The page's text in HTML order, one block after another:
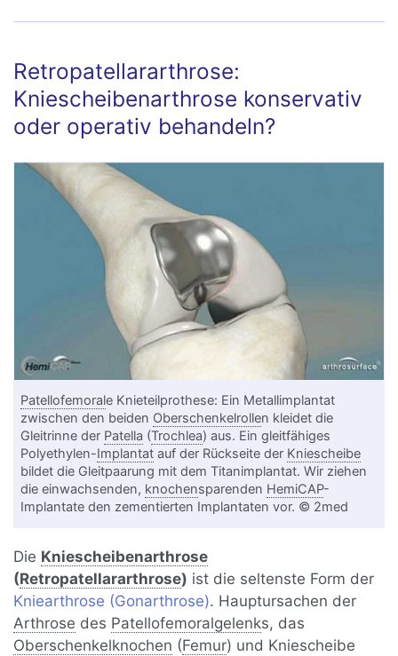
Retropatellararthrose:
Kniescheibenarthrose konservativ
oder operativ behandeln?
Patellofemorale Knieteilprothese: Ein Metallimplantat
zwischen den beiden Oberschenkelrollen kleidet die
Gleitrinne der Patella (Trochlea) aus. Ein gleitfähiges
Polyethylen-Implantat auf der Rückseite der Kniescheibe
bildet die Gleitpaarung mit dem Titanimplantat. Wir ziehen
die einwachsenden, knochensparenden HemiCAP-
Implantate den zementierten Implantaten vor. © 2med
Die Kniescheibenarthrose
(Retropatellararthrose) ist die seltenste Form der
Kniearthrose (Gonarthrose). Hauptursachen der
Arthrose des Patellofemoralgelenks, das
Oberschenkelknochen (Femur) und Kniescheibe